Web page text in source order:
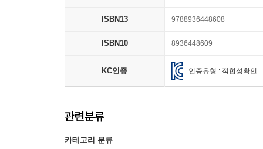
ISBN13 9788936448608
ISBN10 8936448609
KC인증 인증유형 : 적합성확인
관련분류
카테고리 분류